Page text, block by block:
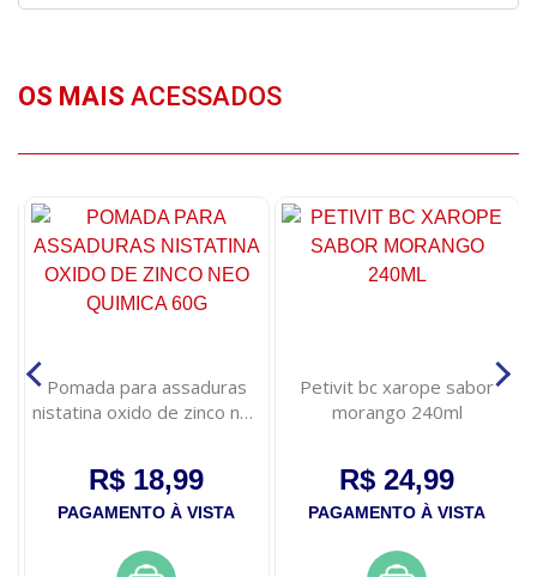
OS MAIS ACESSADOS
Pomada para assaduras
nistatina oxido de zinco neo
R$ 18,99
PAGAMENTO À VISTA
Petivit bc xarope sabor
morango 240ml
R$ 24,99
PAGAMENTO À VISTA